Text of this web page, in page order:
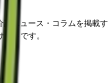
護ニュース・コラムを掲載す
トです。